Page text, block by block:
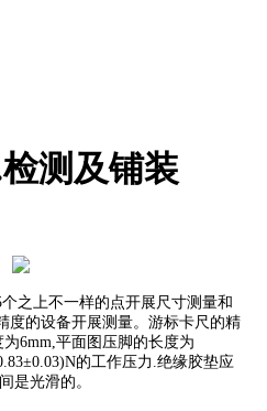
测及铺装
之上不一样的点开展尺寸测量和
度的设备开展测量。游标卡尺的精
6mm,平面图压脚的长度为
的工作压力.绝缘胶垫应
是光滑的。